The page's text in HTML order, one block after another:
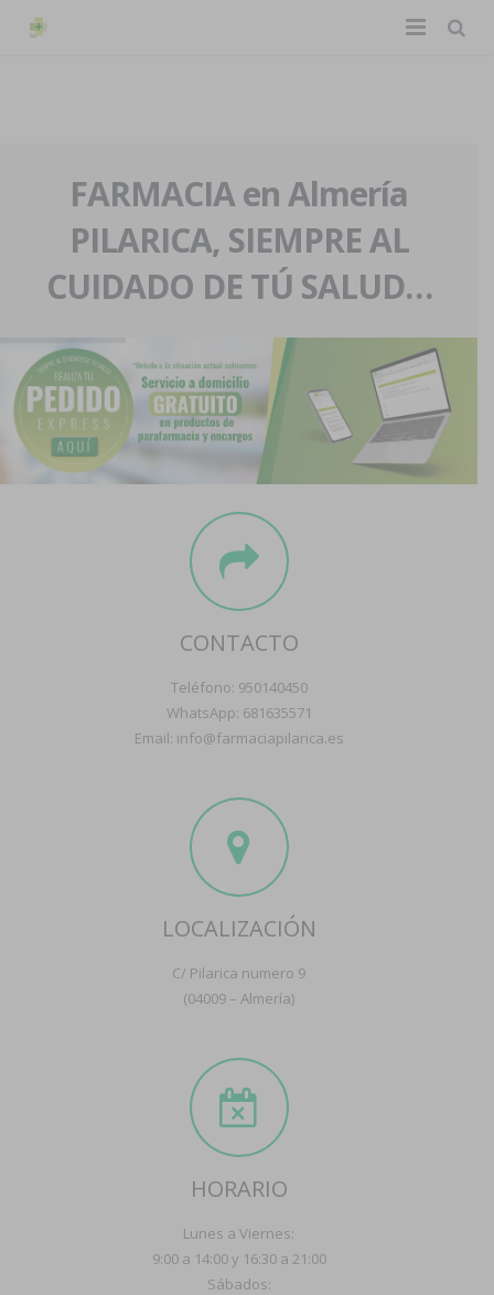
La farmacia
Nuestra historia
Nuestro equipo
Eventos
Servicios y reservas
Pedidos express
Blog
Contacto
Boletín
FARMACIA en Almería
PILARICA, SIEMPRE AL
CUIDADO DE TÚ SALUD…
CONTACTO
Teléfono: 950140450
WhatsApp: 681635571
Email: info@farmaciapilarica.es
LOCALIZACIÓN
C/ Pilarica numero 9
(04009 – Almería)
HORARIO
Lunes a Viernes:
9:00 a 14:00 y 16:30 a 21:00
Sábados: